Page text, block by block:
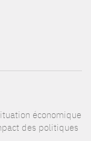
économique
des politiques